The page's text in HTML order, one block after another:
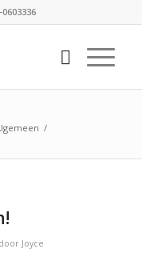
/
door Joyce